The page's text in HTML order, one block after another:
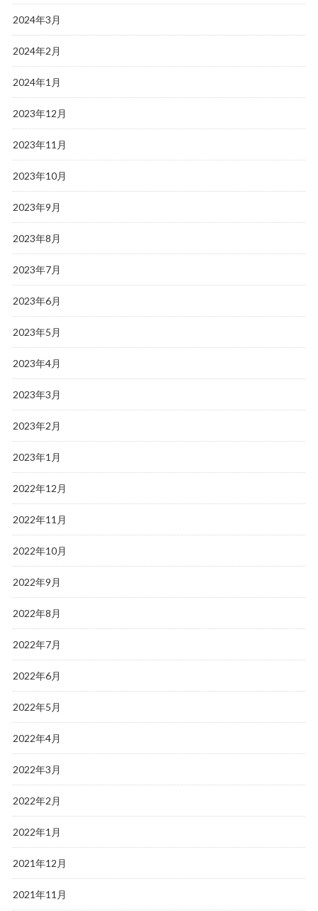
2024年3月
2024年2月
2024年1月
2023年12月
2023年11月
2023年10月
2023年9月
2023年8月
2023年7月
2023年6月
2023年5月
2023年4月
2023年3月
2023年2月
2023年1月
2022年12月
2022年11月
2022年10月
2022年9月
2022年8月
2022年7月
2022年6月
2022年5月
2022年4月
2022年3月
2022年2月
2022年1月
2021年12月
2021年11月